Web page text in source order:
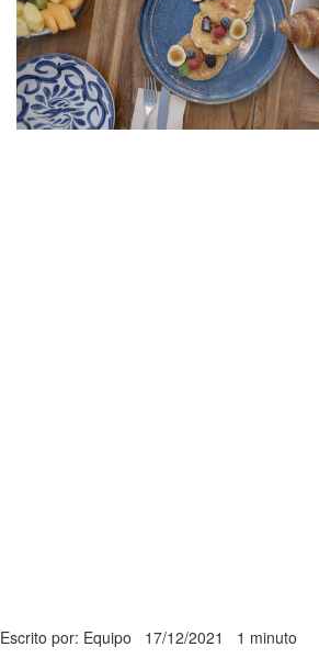
Escrito por: Equipo 17/12/2021 1 minuto